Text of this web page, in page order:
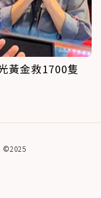
黃金救1700隻
©2025